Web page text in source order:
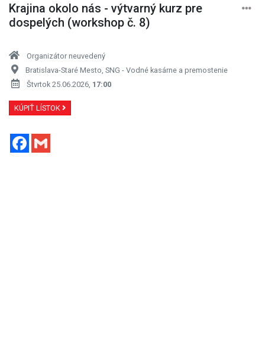
Krajina okolo nás - výtvarný kurz pre
dospelých (workshop č. 8)
Organizátor neuvedený
Bratislava-Staré Mesto, SNG - Vodné kasárne a premostenie
Štvrtok 25.06.2026, 17:00
KÚPIŤ LÍSTOK
Facebook